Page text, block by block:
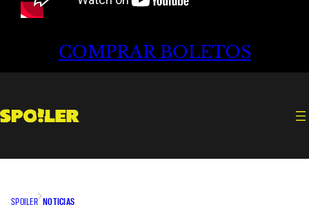
COMPRAR BOLETOS
SPOILER NOTICIAS